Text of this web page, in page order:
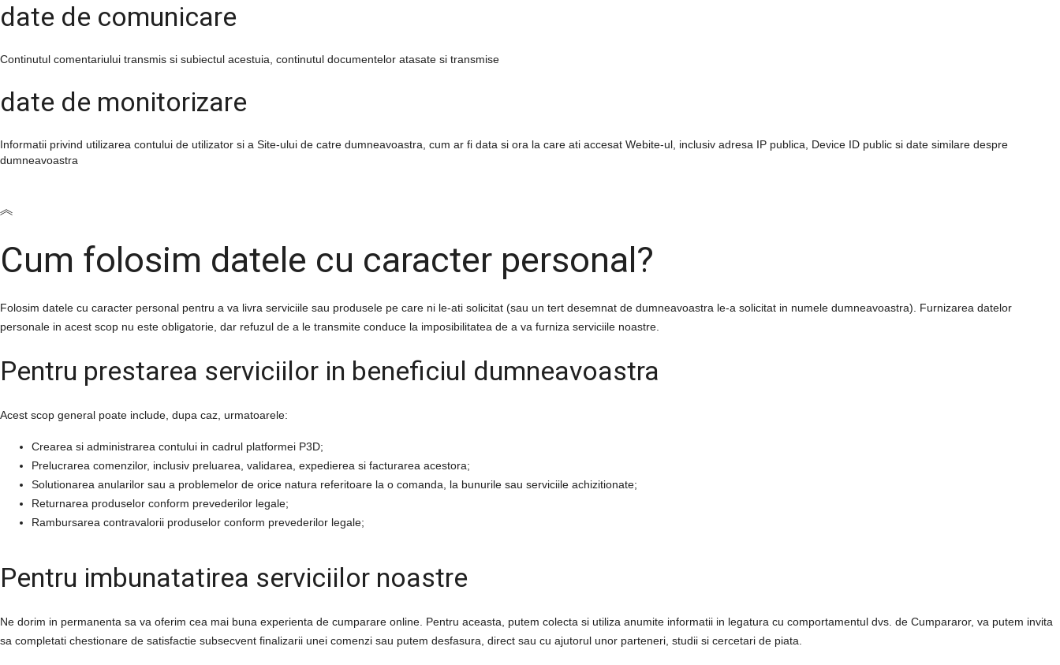
date de comunicare
Continutul comentariului transmis si subiectul acestuia, continutul documentelor atasate si transmise
date de monitorizare
Informatii privind utilizarea contului de utilizator si a Site-ului de catre dumneavoastra, cum ar fi data si ora la care ati accesat Webite-ul, inclusiv adresa IP publica, Device ID public si date similare despre
dumneavoastra
Cum folosim datele cu caracter personal?
Folosim datele cu caracter personal pentru a va livra serviciile sau produsele pe care ni le-ati solicitat (sau un tert desemnat de dumneavoastra le-a solicitat in numele dumneavoastra). Furnizarea datelor
personale in acest scop nu este obligatorie, dar refuzul de a le transmite conduce la imposibilitatea de a va furniza serviciile noastre.
Pentru prestarea serviciilor in beneficiul dumneavoastra
Acest scop general poate include, dupa caz, urmatoarele:
Crearea si administrarea contului in cadrul platformei P3D;
Prelucrarea comenzilor, inclusiv preluarea, validarea, expedierea si facturarea acestora;
Solutionarea anularilor sau a problemelor de orice natura referitoare la o comanda, la bunurile sau serviciile achizitionate;
Returnarea produselor conform prevederilor legale;
Rambursarea contravalorii produselor conform prevederilor legale;
Pentru imbunatatirea serviciilor noastre
Ne dorim in permanenta sa va oferim cea mai buna experienta de cumparare online. Pentru aceasta, putem colecta si utiliza anumite informatii in legatura cu comportamentul dvs. de Cumpararor, va putem invita
sa completati chestionare de satisfactie subsecvent finalizarii unei comenzi sau putem desfasura, direct sau cu ajutorul unor parteneri, studii si cercetari de piata.